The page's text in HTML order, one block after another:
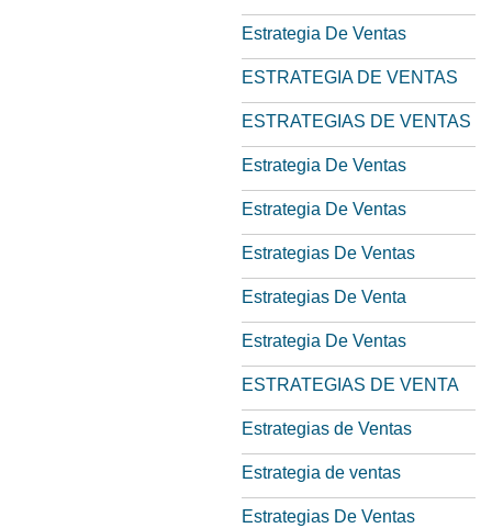
Estrategia De Ventas
ESTRATEGIA DE VENTAS
ESTRATEGIAS DE VENTAS
Estrategia De Ventas
Estrategia De Ventas
Estrategias De Ventas
Estrategias De Venta
Estrategia De Ventas
ESTRATEGIAS DE VENTA
Estrategias de Ventas
Estrategia de ventas
Estrategias De Ventas